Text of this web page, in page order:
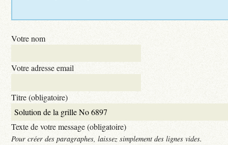
Votre nom
Votre adresse email
Titre (obligatoire)
Texte de votre message (obligatoire)
Pour créer des paragraphes, laissez simplement des lignes vides.